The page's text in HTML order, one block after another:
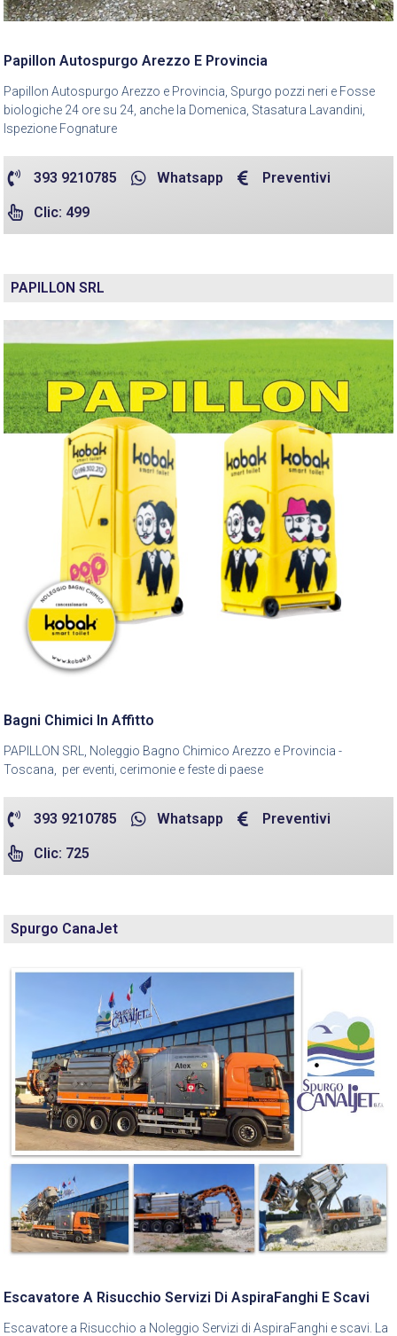
Papillon Autospurgo Arezzo E Provincia
Papillon Autospurgo Arezzo e Provincia, Spurgo pozzi neri e Fosse
biologiche 24 ore su 24, anche la Domenica, Stasatura Lavandini,
Ispezione Fognature
393 9210785 Whatsapp Preventivi
Clic: 499
PAPILLON SRL
Bagni Chimici In Affitto
PAPILLON SRL, Noleggio Bagno Chimico Arezzo e Provincia -
Toscana, per eventi, cerimonie e feste di paese
393 9210785 Whatsapp Preventivi
Clic: 725
Spurgo CanaJet
Escavatore A Risucchio Servizi Di AspiraFanghi E Scavi
Escavatore a Risucchio a Noleggio Servizi di AspiraFanghi e scavi. La